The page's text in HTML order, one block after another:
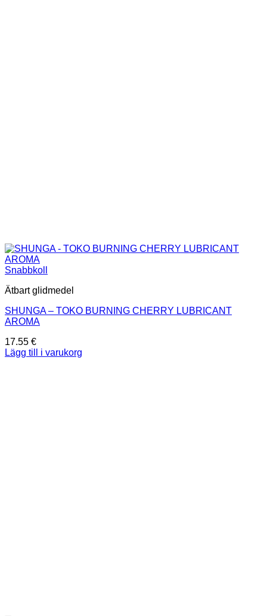
Snabbkoll
Ätbart glidmedel
SHUNGA – TOKO BURNING CHERRY LUBRICANT
AROMA
17.55 €
Lägg till i varukorg